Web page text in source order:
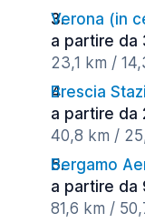
Verona (in
a partire da
23,1 km /
Brescia
a partire da
40,8 km /
Bergamo
a partire da
81,6 km /